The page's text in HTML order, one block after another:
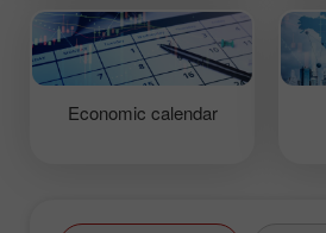
Economic calendar